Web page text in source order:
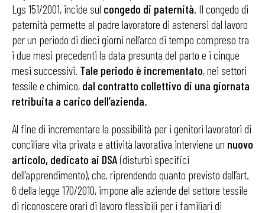
Lgs 151/2001, incide sul congedo di paternità. Il congedo di
paternità permette al padre lavoratore di astenersi dal lavoro
per un periodo di dieci giorni nell’arco di tempo compreso tra
i due mesi precedenti la data presunta del parto e i cinque
mesi successivi. Tale periodo è incrementato, nei settori
tessile e chimico, dal contratto collettivo di una giornata
retribuita a carico dell’azienda.
Al fine di incrementare la possibilità per i genitori lavoratori di
conciliare vita privata e attività lavorativa interviene un nuovo
articolo, dedicato ai DSA(disturbi specifici
dell’apprendimento), che, riprendendo quanto previsto dall’art.
6 della legge 170/2010, impone alle aziende del settore tessile
di riconoscere orari di lavoro flessibili per i familiari di